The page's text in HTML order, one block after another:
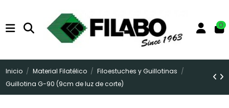
0
Inicio Material Filatélico
Filoestuches y Guillotinas
Guillotina G-90 (9cm de luz de corte)